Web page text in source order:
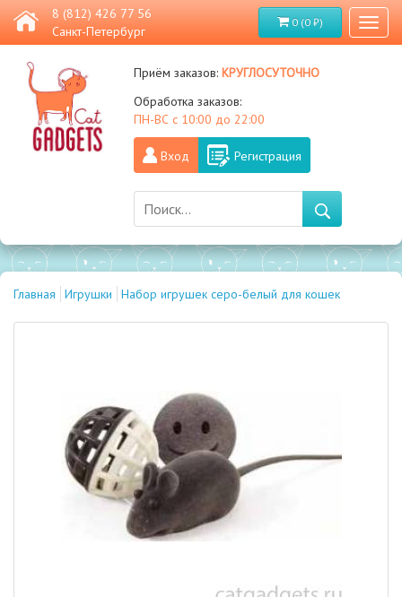
8 (812) 426 77 56
Санкт-Петербург
0 (0 ₽)
Приём заказов:круглосуточно
Обработка заказов:
ПН-ВС с 10:00 до 22:00
Вход Регистрация
Главная Игрушки Набор игрушек серо-белый для кошек